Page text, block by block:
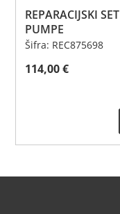
REPARACIJSKI SET
PUMPE
Šifra: REC875698
114,00€